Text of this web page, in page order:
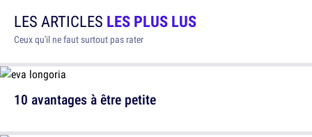
LES ARTICLES LES PLUS LUS
Ceux qu'il ne faut surtout pas rater
10 avantages à être petite